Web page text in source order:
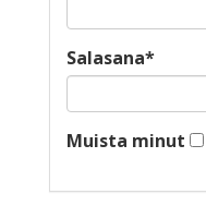
Salasana*
Muista minut